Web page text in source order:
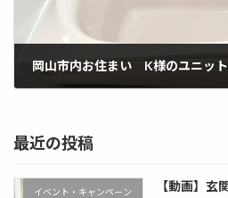
岡山市内お住まい K様のユニッ
最近の投稿
イベント・キャンペーン 【動画】玄